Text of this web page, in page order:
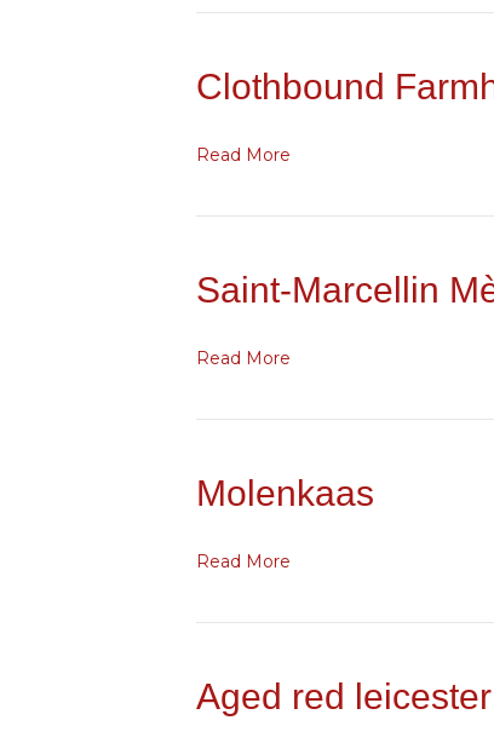
Clothbound
Read More
Saint-Marcellin
Read More
Molenkaas
Read More
Aged red leicester